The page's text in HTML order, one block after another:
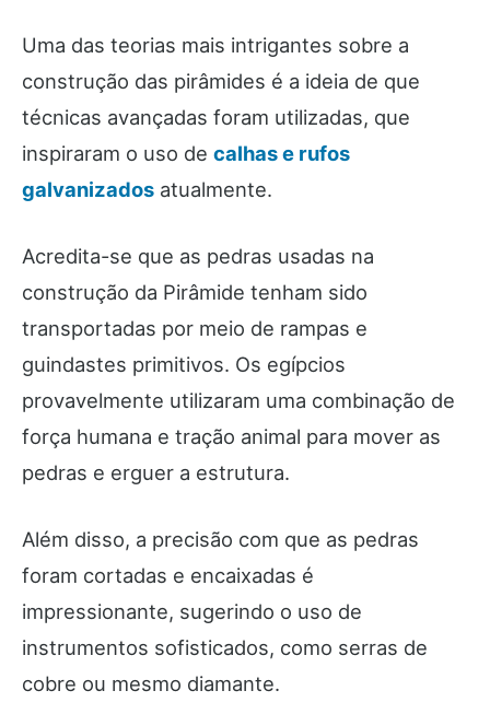
Uma das teorias mais intrigantes sobre a
construção das pirâmides é a ideia de que
técnicas avançadas foram utilizadas, que
inspiraram o uso de calhas e rufos
galvanizados atualmente.
Acredita-se que as pedras usadas na
construção da Pirâmide tenham sido
transportadas por meio de rampas e
guindastes primitivos. Os egípcios
provavelmente utilizaram uma combinação de
força humana e tração animal para mover as
pedras e erguer a estrutura.
Além disso, a precisão com que as pedras
foram cortadas e encaixadas é
impressionante, sugerindo o uso de
instrumentos sofisticados, como serras de
cobre ou mesmo diamante.